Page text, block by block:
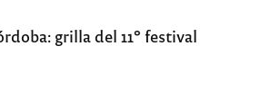
grilla del 11º festival